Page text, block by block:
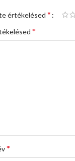
értékelésed *
*
*